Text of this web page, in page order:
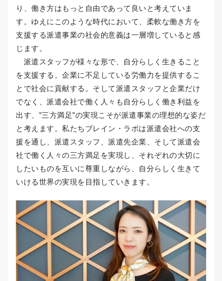
り、働き方はもっと自由であって良いと考えていま
す。ゆえにこのような時代において、柔軟な働き方を
支援する派遣事業の社会的意義は一層増していると感
じます。
派遣スタッフが様々な形で、自分らしく生きること
を支援する。企業に不足している労働力を提供するこ
とで社会に貢献する。そして派遣スタッフと企業だけ
でなく、派遣会社で働く人々も自分らしく働き利益を
出す、”三方満足”の実現こそが派遣事業の理想的な姿だ
と考えます。私たちブレイン・ラボは派遣会社への支
援を通し、派遣スタッフ、派遣先企業、そして派遣会
社で働く人々の三方満足を実現し、それぞれの大切に
したいものを互いに尊重しながら、自分らしく生きて
いける世界の実現を目指していきます。